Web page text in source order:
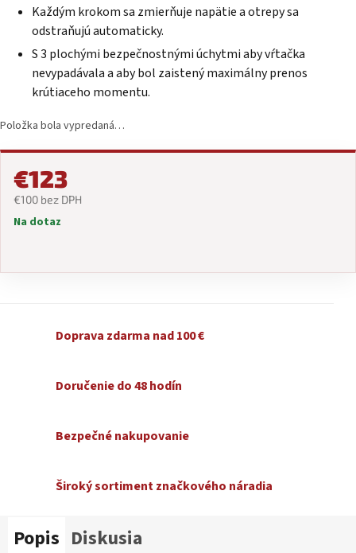
Každým krokom sa zmierňuje napätie a otrepy sa
odstraňujú automaticky.
S 3 plochými bezpečnostnými úchytmi aby vŕtačka
nevypadávala a aby bol zaistený maximálny prenos
krútiaceho momentu.
Položka bola vypredaná…
€123
€100 bez DPH
Jednotková
Na dotaz
Doprava zdarma nad 100 €
Doručenie do 48 hodín
Bezpečné nakupovanie
Široký sortiment značkového náradia
Popis Diskusia